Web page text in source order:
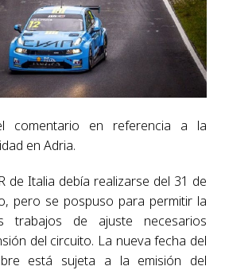
comentario en referencia a la
en Adria.
de Italia debía realizarse del 31 de
pero se pospuso para permitir la
trabajos de ajuste necesarios
del circuito. La nueva fecha del
está sujeta a la emisión del